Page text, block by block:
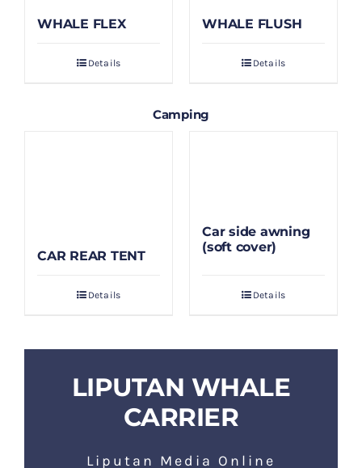
WHALE FLEX
Details
WHALE FLUSH
Details
Camping
CAR REAR TENT
Details
Car side awning
(soft cover)
Details
LIPUTAN WHALE
CARRIER
Liputan Media Online